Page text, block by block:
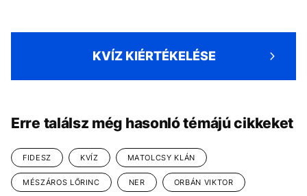
KVÍZ KIÉRTÉKELÉSE
Erre találsz még hasonló témájú cikkeket
FIDESZ KVÍZ MATOLCSY KLÁN
MÉSZÁROS LŐRINC NER ORBÁN VIKTOR